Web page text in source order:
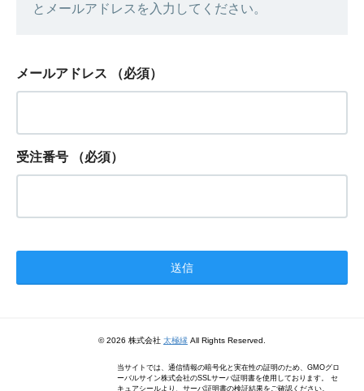
とメールアドレスを入力してください。
メールアドレス （必須）
受注番号 （必須）
© 2026 株式会社 太極縁 All Rights Reserved.
当サイトでは、通信情報の暗号化と実在性の証明のため、GMOグロ
ーバルサイン株式会社のSSLサーバ証明書を使用しております。 セ
キュアシールより、サーバ証明書の検証結果をご確認ください。